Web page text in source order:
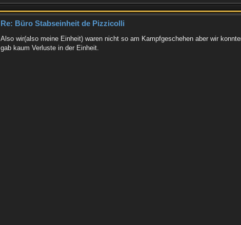
Re: Büro Stabseinheit de Pizzicolli
Also wir(also meine Einheit) waren nicht so am Kampfgeschehen aber wir
gab kaum Verluste in der Einheit.